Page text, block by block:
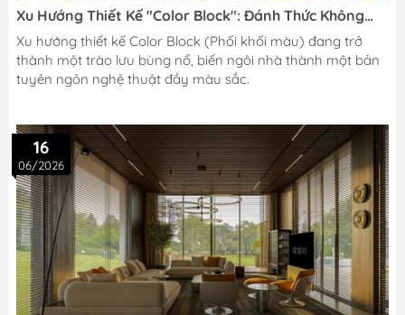
Xu Hướng Thiết Kế "Color Block": Đánh Thức Không
Gian Sống Bằng Nội Thất Đơn Sắc Cá Tính
Xu hướng thiết kế Color Block (Phối khối màu) đang trở
thành một trào lưu bùng nổ, biến ngôi nhà thành một bản
tuyên ngôn nghệ thuật đầy màu sắc.
16
06/2026